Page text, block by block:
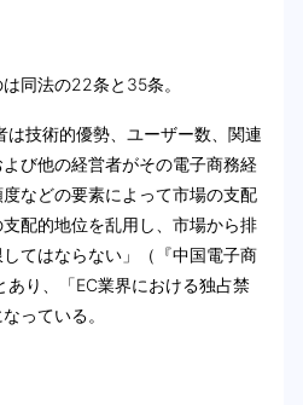
同法の22条と35条。
技術的優勢、ユーザー数、関連
び他の経営者がその電子商務経
などの要素によって市場の支配
配的地位を乱用し、市場から排
てはならない」（『中国電子商
り、「EC業界における独占禁
っている。